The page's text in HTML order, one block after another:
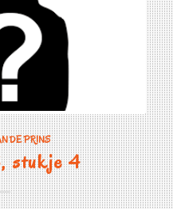
DE PRINS
stukje 4